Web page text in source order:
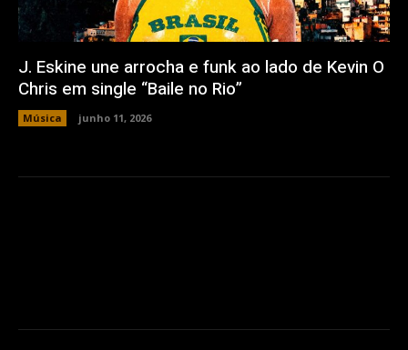
J. Eskine une arrocha e funk ao lado de Kevin O
Chris em single “Baile no Rio”
Música junho 11, 2026